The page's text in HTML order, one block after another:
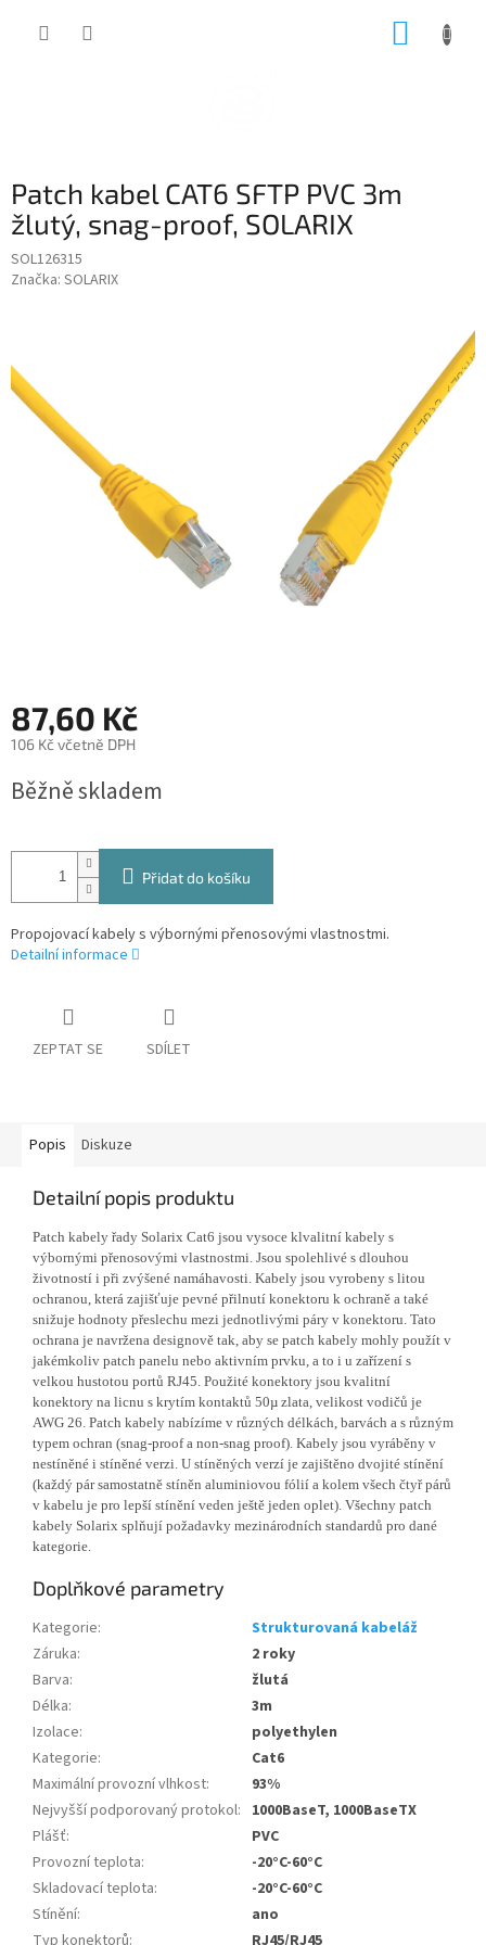
Patch kabel CAT6 SFTP PVC 3m
žlutý, snag-proof, SOLARIX
SOL126315
Značka: SOLARIX
87,60 Kč
106 Kč včetně DPH
cena:
Běžně skladem
Přidat do košíku
Propojovací kabely s výbornými přenosovými vlastnostmi.
Detailní informace
ZEPTAT SE SDÍLET
Popis Diskuze
Detailní popis produktu
Patch kabely řady Solarix Cat6 jsou vysoce klvalitní kabely s
výbornými přenosovými vlastnostmi. Jsou spolehlivé s dlouhou
životností i při zvýšené namáhavosti. Kabely jsou vyrobeny s litou
ochranou, která zajišťuje pevné přilnutí konektoru k ochraně a také
snižuje hodnoty přeslechu mezi jednotlivými páry v konektoru. Tato
ochrana je navržena designově tak, aby se patch kabely mohly použít v
jakémkoliv patch panelu nebo aktivním prvku, a to i u zařízení s
velkou hustotou portů RJ45. Použité konektory jsou kvalitní
konektory na licnu s krytím kontaktů 50µ zlata, velikost vodičů je
AWG 26. Patch kabely nabízíme v různých délkách, barvách a s různým
typem ochran (snag-proof a non-snag proof). Kabely jsou vyráběny v
nestíněné i stíněné verzi. U stíněných verzí je zajištěno dvojité stínění
(každý pár samostatně stíněn aluminiovou fólií a kolem všech čtyř párů
v kabelu je pro lepší stínění veden ještě jeden oplet). Všechny patch
kabely Solarix splňují požadavky mezinárodních standardů pro dané
kategorie.
Doplňkové parametry
Kategorie:
Strukturovaná kabeláž
Záruka:
2 roky
Barva:
žlutá
Délka:
3m
Izolace:
polyethylen
Kategorie:
Cat6
Maximální provozní vlhkost:
93%
Nejvyšší podporovaný protokol: 1000BaseT, 1000BaseTX
Plášť:
PVC
Provozní teplota:
-20°C-60°C
Skladovací teplota:
-20°C-60°C
Stínění:
ano